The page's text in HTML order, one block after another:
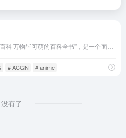
# ACGN # anime
没有了